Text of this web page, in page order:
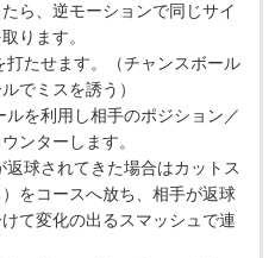
、逆モーションで同じサイ
ります。
たせます。（チャンスボール
でミスを誘う）
を利用し相手のポジション／
ンターします。
球されてきた場合はカットス
をコースへ放ち、相手が返球
て変化の出るスマッシュで連